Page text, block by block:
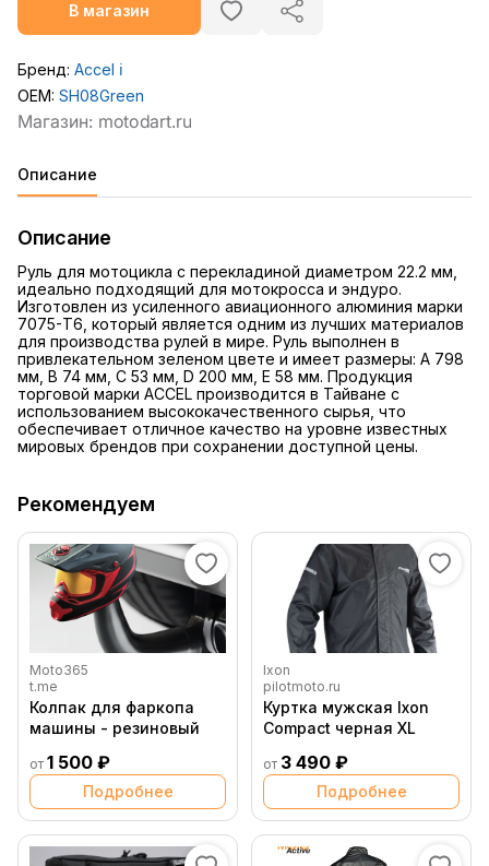
В магазин
Бренд: Accel ℹ️
OEM: SH08Green
Описание
Описание
Руль для мотоцикла с перекладиной диаметром 22.2 мм,
идеально подходящий для мотокросса и эндуро.
Изготовлен из усиленного авиационного алюминия марки
7075-T6, который является одним из лучших материалов
для производства рулей в мире. Руль выполнен в
привлекательном зеленом цвете и имеет размеры: A 798
мм, B 74 мм, C 53 мм, D 200 мм, E 58 мм. Продукция
торговой марки ACCEL производится в Тайване с
использованием высококачественного сырья, что
обеспечивает отличное качество на уровне известных
мировых брендов при сохранении доступной цены.
Рекомендуем
Moto365
t.me
Колпак для фаркопа
машины - резиновый
от 1 500 ₽
Подробнее
Ixon
pilotmoto.ru
Куртка мужская Ixon
Compact черная XL
от 3 490 ₽
Подробнее